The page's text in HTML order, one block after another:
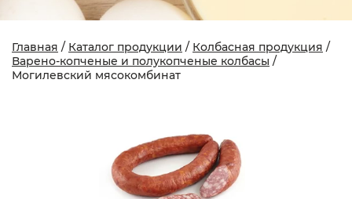
Главная / Каталог продукции / Колбасная продукция /
Варено-копченые и полукопченые колбасы /
Могилевский мясокомбинат